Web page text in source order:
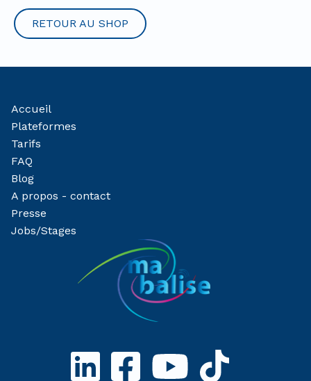
RETOUR AU SHOP
Accueil
Plateformes
Tarifs
FAQ
Blog
A propos - contact
Presse
Jobs/Stages